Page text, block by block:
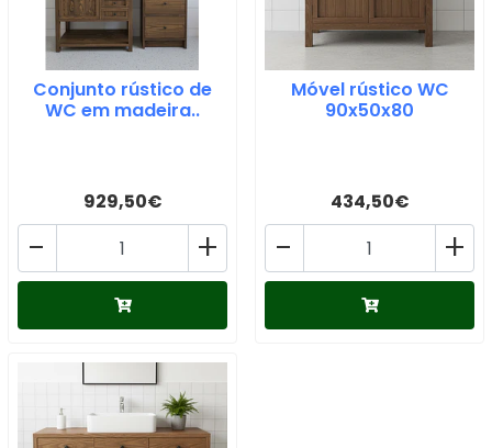
Conjunto rústico de
WC em madeira..
929,50€
+
-
Móvel rústico WC
90x50x80
434,50€
+
-